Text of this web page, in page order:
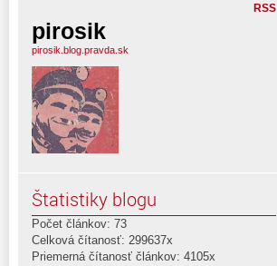
RSS
pirosik
pirosik.blog.pravda.sk
Štatistiky blogu
Počet článkov: 73
Celková čítanosť: 299637x
Priemerná čítanosť článkov: 4105x